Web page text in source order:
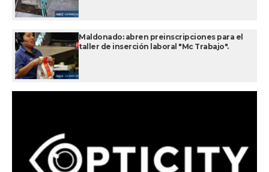
Maldonado: abren preinscripciones para el
taller de inserción laboral "Mc Trabajo".